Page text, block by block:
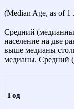
(Median Age, as of 1
Средний
население на две
выше медианы
медианы. Средний
Год